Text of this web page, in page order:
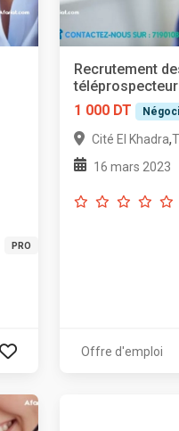
PRO
Recrutement
1 000 DT
Cité El Khadra,
16 mars 2023
Offre d'emploi